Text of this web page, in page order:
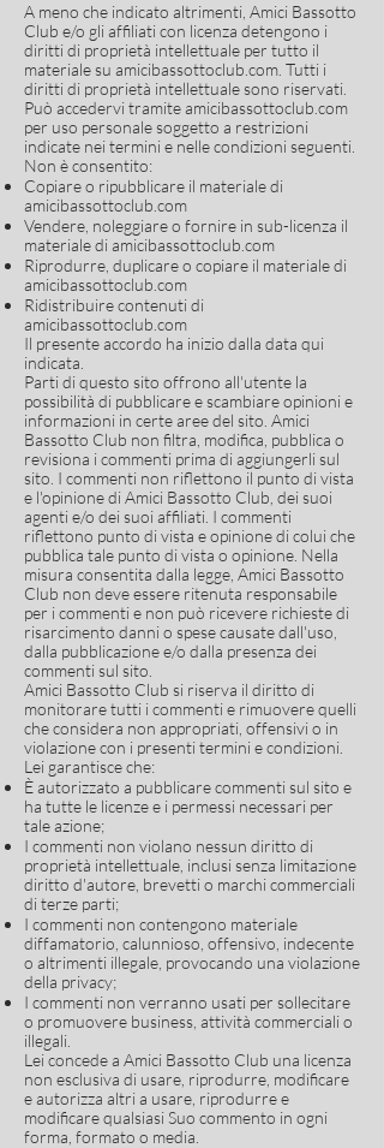
A meno che indicato altrimenti, Amici Bassotto
Club e/o gli affiliati con licenza detengono i
diritti di proprietà intellettuale per tutto il
materiale su amicibassottoclub.com. Tutti i
diritti di proprietà intellettuale sono riservati.
Può accedervi tramite amicibassottoclub.com
per uso personale soggetto a restrizioni
indicate nei termini e nelle condizioni seguenti.
Non è consentito:
Copiare o ripubblicare il materiale di
amicibassottoclub.com
Vendere, noleggiare o fornire in sub-licenza il
materiale di amicibassottoclub.com
Riprodurre, duplicare o copiare il materiale di
amicibassottoclub.com
Ridistribuire contenuti di
amicibassottoclub.com
Il presente accordo ha inizio dalla data qui
indicata.
Parti di questo sito offrono all'utente la
possibilità di pubblicare e scambiare opinioni e
informazioni in certe aree del sito. Amici
Bassotto Club non filtra, modifica, pubblica o
revisiona i commenti prima di aggiungerli sul
sito. I commenti non riflettono il punto di vista
e l'opinione di Amici Bassotto Club, dei suoi
agenti e/o dei suoi affiliati. I commenti
riflettono punto di vista e opinione di colui che
pubblica tale punto di vista o opinione. Nella
misura consentita dalla legge, Amici Bassotto
Club non deve essere ritenuta responsabile
per i commenti e non può ricevere richieste di
risarcimento danni o spese causate dall'uso,
dalla pubblicazione e/o dalla presenza dei
commenti sul sito.
Amici Bassotto Club si riserva il diritto di
monitorare tutti i commenti e rimuovere quelli
che considera non appropriati, offensivi o in
violazione con i presenti termini e condizioni.
Lei garantisce che:
È autorizzato a pubblicare commenti sul sito e
ha tutte le licenze e i permessi necessari per
tale azione;
I commenti non violano nessun diritto di
proprietà intellettuale, inclusi senza limitazione
diritto d'autore, brevetti o marchi commerciali
di terze parti;
I commenti non contengono materiale
diffamatorio, calunnioso, offensivo, indecente
o altrimenti illegale, provocando una violazione
della privacy;
I commenti non verranno usati per sollecitare
o promuovere business, attività commerciali o
illegali.
Lei concede a Amici Bassotto Club una licenza
non esclusiva di usare, riprodurre, modificare
e autorizza altri a usare, riprodurre e
modificare qualsiasi Suo commento in ogni
forma, formato o media.